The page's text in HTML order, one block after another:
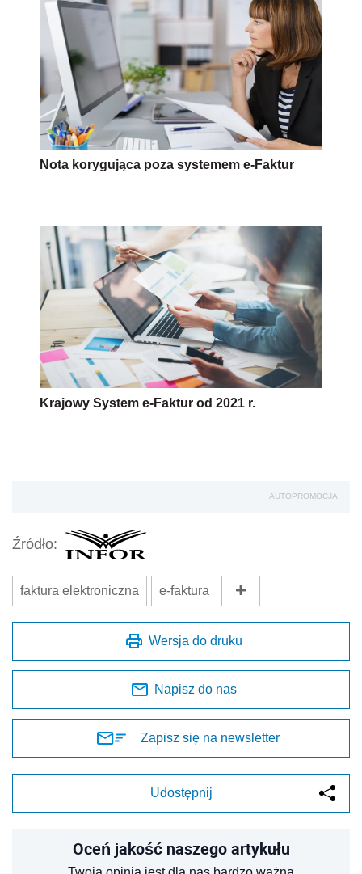
Nota korygująca poza systemem e-Faktur
Krajowy System e-Faktur od 2021 r.
AUTOPROMOCJA
Źródło:
faktura elektroniczna e-faktura
Wersja do druku
Napisz do nas
Zapisz się na newsletter
Udostępnij
Oceń jakość naszego artykułu